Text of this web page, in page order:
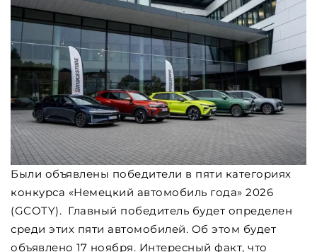
Были объявлены победители в пяти категориях
конкурса «Немецкий автомобиль года» 2026
(GCOTY). Главный победитель будет определен
среди этих пяти автомобилей. Об этом будет
объявлено 17 ноября. Интересный факт, что